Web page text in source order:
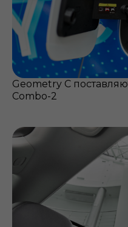
Geometry С
Combo-2